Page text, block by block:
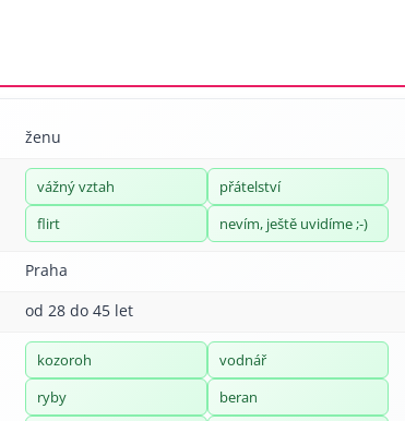
ženu
vážný vztah
přátelství
flirt
nevím, ještě uvidíme ;-)
Praha
od 28 do 45 let
kozoroh
vodnář
ryby
beran